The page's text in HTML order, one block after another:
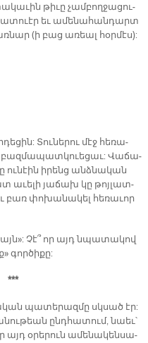
թի­ւը չամ­բող­ջա­ցու­
եւ ա­մե­նա­հան­դարտ
(ի բաց ա­ռեալ հօր­մէս):
Տու­նե­րու մէջ հե­ռա­
բազ­մա­պատ­կուե­ցաւ: Վա­ճա­
ու­նէին ի­րենց անձ­նա­կան
ա­ւե­լի յա­ճախ կը թոյ­լատ­
բառ փո­խա­նա­կել հե­ռա­ւոր
Չէ՞ որ այդ նպա­տա­կով
գոր­ծի­քը:
***
պա­տե­րազ­մը սկսած էր:
ընդ­հա­տում, նաեւ՝
օ­րե­րուն ա­մե­նա­կեն­սա­